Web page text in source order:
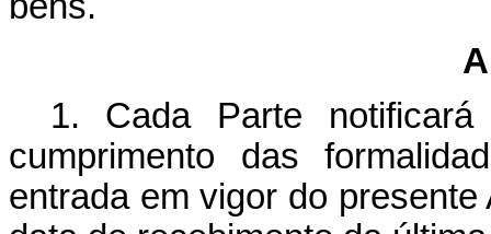
1. Cada Parte
cumprimento das
entrada em vigor do